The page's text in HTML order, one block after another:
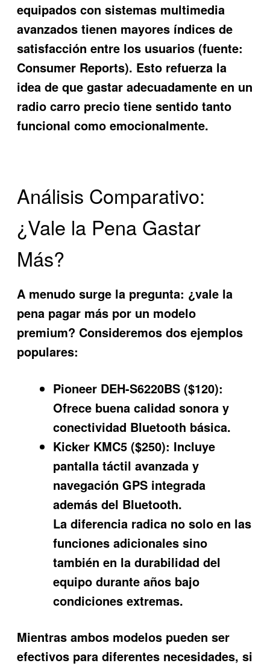
equipados con sistemas multimedia
avanzados tienen mayores índices de
satisfacción entre los usuarios (fuente:
Consumer Reports). Esto refuerza la
idea de que gastar adecuadamente en un
radio carro precio tiene sentido tanto
funcional como emocionalmente.
Análisis Comparativo:
¿Vale la Pena Gastar
Más?
A menudo surge la pregunta: ¿vale la
pena pagar más por un modelo
premium? Consideremos dos ejemplos
populares:
Pioneer DEH-S6220BS ($120):
Ofrece buena calidad sonora y
conectividad Bluetooth básica.
Kicker KMC5 ($250): Incluye
pantalla táctil avanzada y
navegación GPS integrada
además del Bluetooth.
La diferencia radica no solo en las
funciones adicionales sino
también en la durabilidad del
equipo durante años bajo
condiciones extremas.
Mientras ambos modelos pueden ser
efectivos para diferentes necesidades, si